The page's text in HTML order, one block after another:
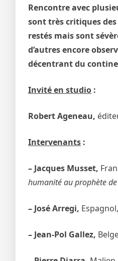
Rencontre avec
sont très critiques
restés mais sont
d’autres encore
décentrant du
Invité en studio :
Robert Ageneau,
Intervenants :
– Jacques Musset,
humanité au prophète
– José Arregi,
– Jean-Pol Gallez,